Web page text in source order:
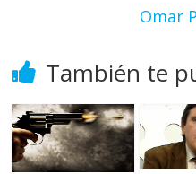
Omar
También te